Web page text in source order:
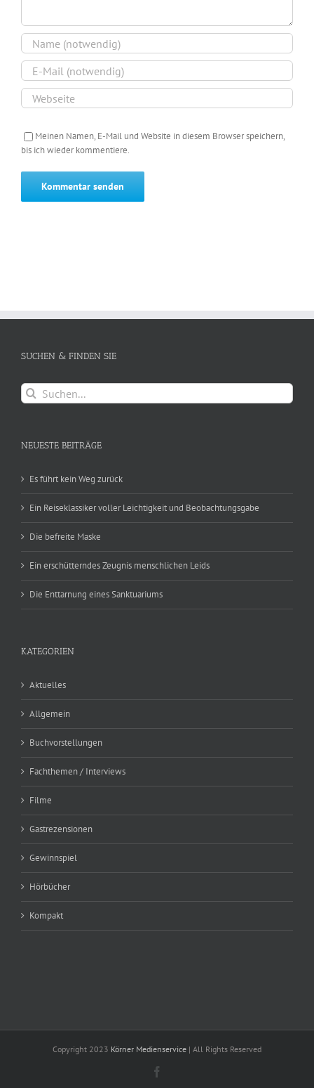
Meinen Namen, E-Mail und Website in diesem Browser speichern,
bis ich wieder kommentiere.
SUCHEN & FINDEN SIE
Suche
nach:
NEUESTE BEITRÄGE
Es führt kein Weg zurück
Ein Reiseklassiker voller Leichtigkeit und Beobachtungsgabe
Die befreite Maske
Ein erschütterndes Zeugnis menschlichen Leids
Die Enttarnung eines Sanktuariums
KATEGORIEN
Aktuelles
Allgemein
Buchvorstellungen
Fachthemen / Interviews
Filme
Gastrezensionen
Gewinnspiel
Hörbücher
Kompakt
Copyright 2023 Körner Medienservice | All Rights Reserved